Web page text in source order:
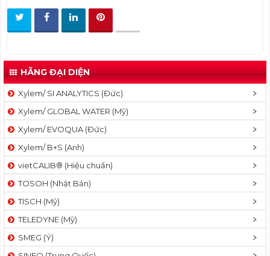
HÃNG ĐẠI DIỆN
Xylem/ SI ANALYTICS (Đức)
Xylem/ GLOBAL WATER (Mỹ)
Xylem/ EVOQUA (Đức)
Xylem/ B+S (Anh)
vietCALIB® (Hiệu chuẩn)
TOSOH (Nhật Bản)
TISCH (Mỹ)
TELEDYNE (Mỹ)
SMEG (Ý)